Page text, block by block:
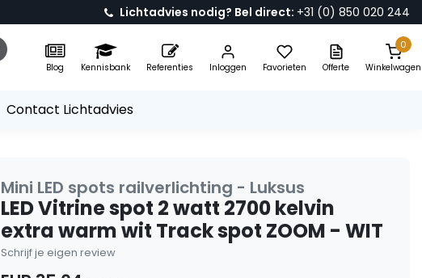
Lichtadvies nodig? Bel direct: +31 (0) 850 020 244
Blog Kennisbank Referenties Inloggen Favorieten Offerte
0
Winkelwagen
Contact Lichtadvies
Mini LED spots railverlichting - Luksus
LED Vitrine spot 2 watt 2700 kelvin
extra warm wit Track spot ZOOM - WIT
Schrijf je eigen review